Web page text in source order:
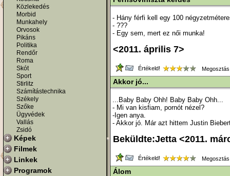
Közlekedés
Morbid
Munkahely
Orvosok
Pikáns
Politika
Rendőr
Roma
Skót
Sport
Stirlitz
Számítástechnika
Székely
Szőke
Ügyvédek
Vallás
Zsidó
Képek
Filmek
Linkek
Programok
- Hány férfi kell egy 100
- ???
- Egy sem, mert ez női munka!
<2011. április 7>
Értékeld!
Akkor jó...
...Baby Baby Ohh! Baby Baby Ohh...
- Mi van kisfiam, pornót nézel?
-Igen anya.
- Akkor jó. Már azt hittem Justin
Beküldte:Jetta <2011.
Értékeld!
Álom